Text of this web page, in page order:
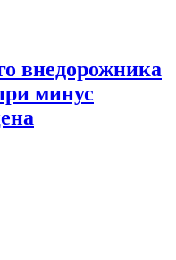
внедорожника
минус